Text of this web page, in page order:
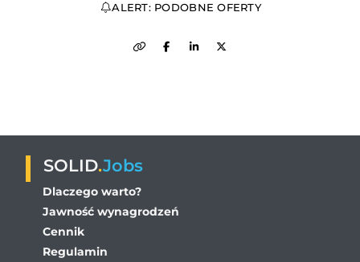
ALERT: PODOBNE OFERTY
SOLID.Jobs
Dlaczego warto?
Jawność wynagrodzeń
Cennik
Regulamin